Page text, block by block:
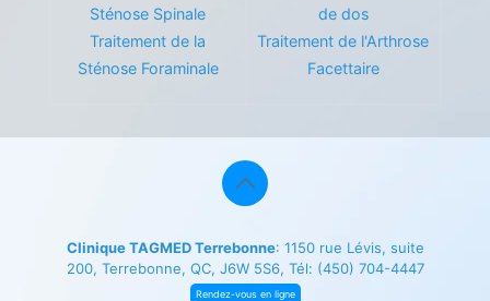
Sténose Spinale
Traitement de la
Sténose Foraminale
de dos
Traitement de l'Arthrose
Facettaire
Clinique TAGMED Terrebonne: 1150 rue Lévis, suite
200, Terrebonne, QC, J6W 5S6, Tél: (450) 704-4447
Rendez-vous en ligne